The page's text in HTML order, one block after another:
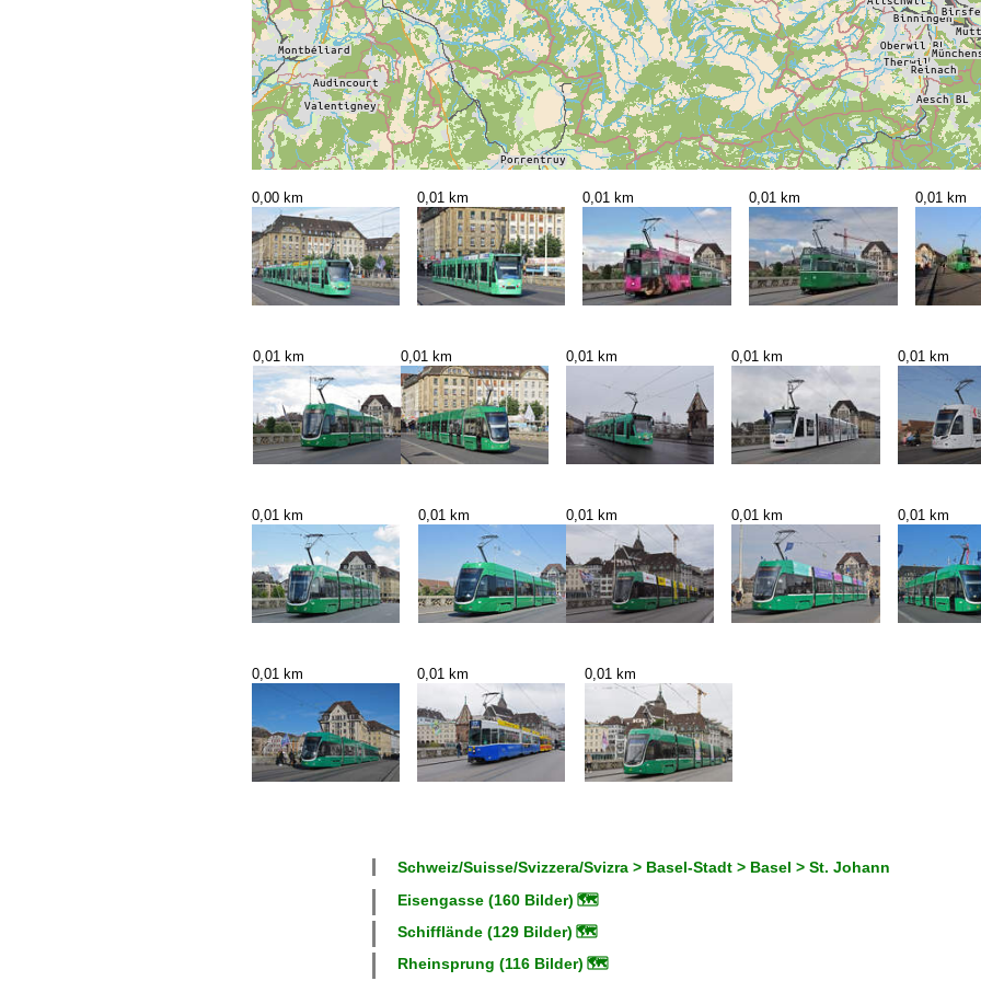
0,00 km 0,01 km 0,01 km 0,01 km 0,01 km
0,01 km 0,01 km 0,01 km 0,01 km 0,01 km
0,01 km 0,01 km 0,01 km 0,01 km 0,01 km
0,01 km 0,01 km 0,01 km
Schweiz/Suisse/Svizzera/Svizra > Basel-Stadt > Basel > St. Johann
Eisengasse (160 Bilder) 🗺
Schifflände (129 Bilder) 🗺
Rheinsprung (116 Bilder) 🗺